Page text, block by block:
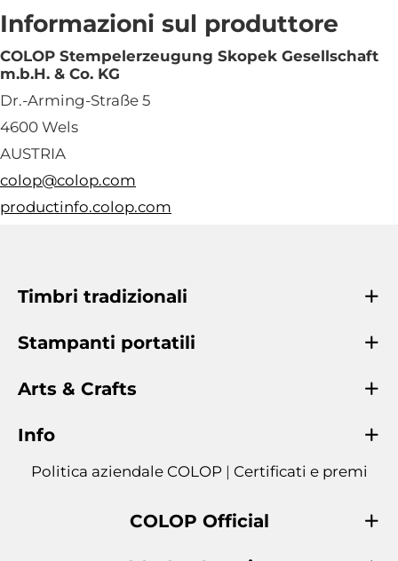
Informazioni sul produttore
COLOP Stempelerzeugung Skopek Gesellschaft
m.b.H. & Co. KG
Dr.-Arming-Straße 5
4600 Wels
AUSTRIA
colop@colop.com
productinfo.colop.com
Timbri tradizionali
Stampanti portatili
Arts & Crafts
Info
Politica aziendale COLOP | Certificati e premi
COLOP Official